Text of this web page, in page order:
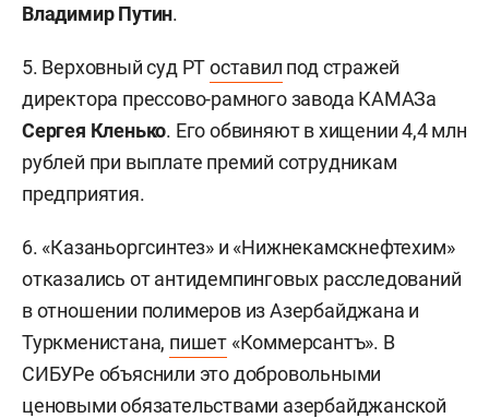
Владимир Путин.
5. Верховный суд РТоставил под стражей
директора прессово-рамного завода КАМАЗа
Сергея Кленько. Его обвиняют в хищении 4,4 млн
рублей при выплате премий сотрудникам
предприятия.
6. «Казаньоргсинтез» и «Нижнекамскнефтехим»
отказались от антидемпинговых расследований
в отношении полимеров из Азербайджана и
Туркменистана, пишет «Коммерсантъ». В
СИБУРе объяснили это добровольными
ценовыми обязательствами азербайджанской